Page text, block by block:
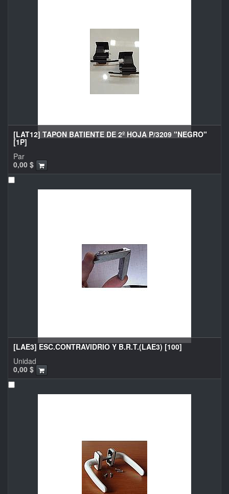
[LAT12] TAPON BATIENTE DE 2º HOJA P/3209 "NEGRO"
[1P]
0,00 $
Par
[LAE3] ESC.CONTRAVIDRIO Y B.R.T.(LAE3) [100]
0,00 $
Unidad